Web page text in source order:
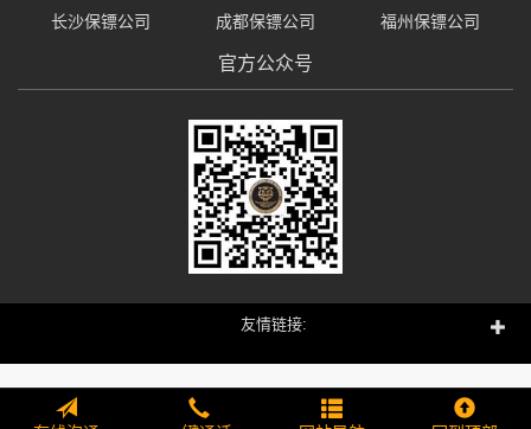
长沙保镖公司
成都保镖公司 福州保镖公司
官方公众号
友情链接: